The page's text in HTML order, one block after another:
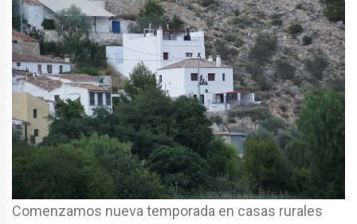
Comenzamos nueva temporada en casas rurales